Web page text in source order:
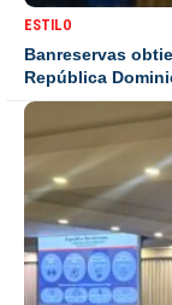
ESTILO
Banreservas
República